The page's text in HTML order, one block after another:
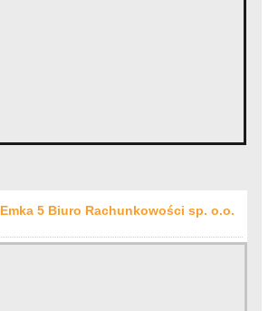
Emka 5 Biuro Rachunkowości sp. o.o.